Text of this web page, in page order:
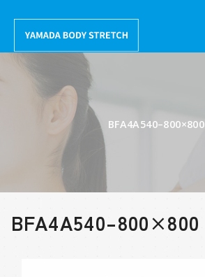
テ
BFA4A540–800×800
BFA4A540–800×800